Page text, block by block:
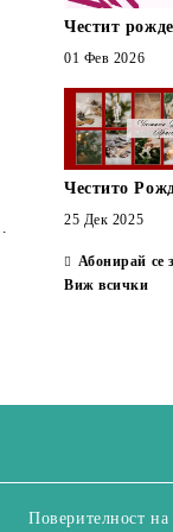
Честит
01 Фев 2026
Честито
25 Дек 2025
Абонирай се
Виж всички
Поверителност на